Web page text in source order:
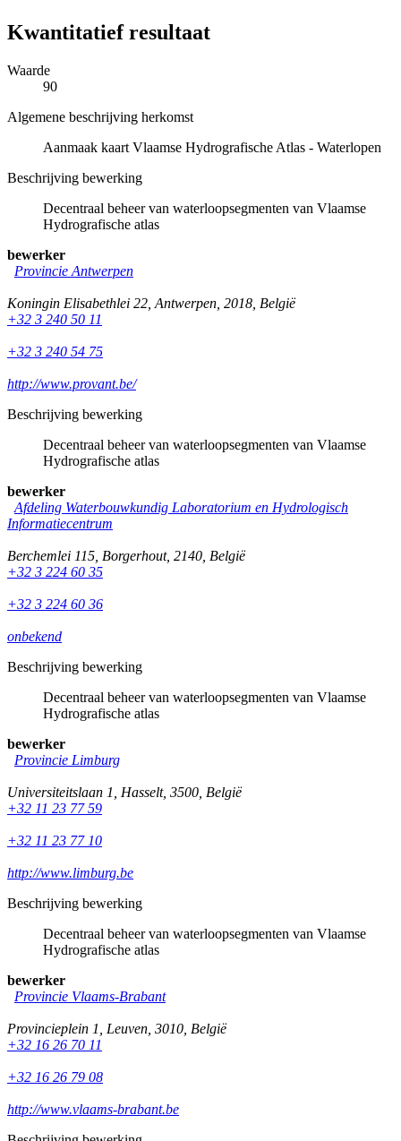
Kwantitatief resultaat
Waarde
90
Algemene beschrijving herkomst
Aanmaak kaart Vlaamse Hydrografische Atlas - Waterlopen
Beschrijving bewerking
Decentraal beheer van waterloopsegmenten van Vlaamse
Hydrografische atlas
bewerker
Provincie Antwerpen
Koningin Elisabethlei 22 Antwerpen 2018 België
+32 3 240 50 11
+32 3 240 54 75
http://www.provant.be/
Beschrijving bewerking
Decentraal beheer van waterloopsegmenten van Vlaamse
Hydrografische atlas
bewerker
Afdeling Waterbouwkundig Laboratorium en Hydrologisch
Informatiecentrum
Berchemlei 115 Borgerhout, 2140 België
+32 3 224 60 35
+32 3 224 60 36
onbekend
Beschrijving bewerking
Decentraal beheer van waterloopsegmenten van Vlaamse
Hydrografische atlas
bewerker
Provincie Limburg
Universiteitslaan 1 Hasselt, 3500 België
+32 11 23 77 59
+32 11 23 77 10
http://www.limburg.be
Beschrijving bewerking
Decentraal beheer van waterloopsegmenten van Vlaamse
Hydrografische atlas
bewerker
Provincie Vlaams-Brabant
Provincieplein 1 Leuven 3010 België
+32 16 26 70 11
+32 16 26 79 08
http://www.vlaams-brabant.be